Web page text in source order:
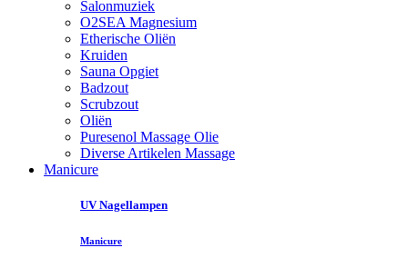
Salonmuziek
O2SEA Magnesium
Etherische Oliën
Kruiden
Sauna Opgiet
Badzout
Scrubzout
Oliën
Puresenol Massage Olie
Diverse Artikelen Massage
Manicure
UV Nagellampen
Manicure